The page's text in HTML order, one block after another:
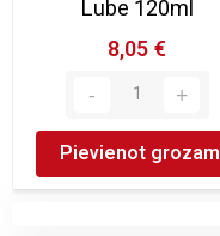
Lube 120ml
8,05 €
Pievienot grozam